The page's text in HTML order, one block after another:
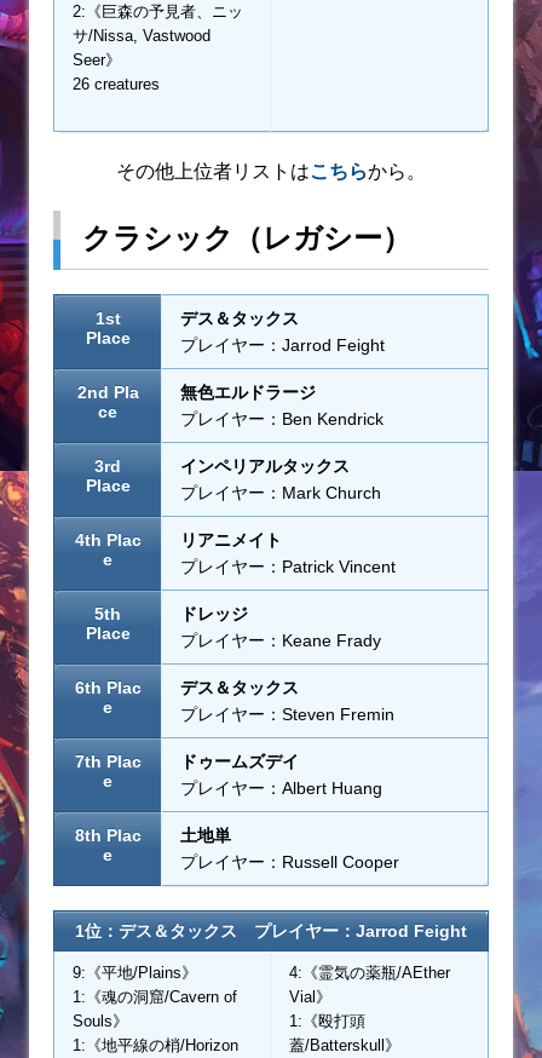
2:《巨森の予見者、ニッ
サ/Nissa, Vastwood
Seer》
26 creatures
その他上位者リストはこちらから。
クラシック（レガシー）
1st
Place
デス＆タックス
プレイヤー：Jarrod Feight
2nd Pla
ce
無色エルドラージ
プレイヤー：Ben Kendrick
3rd
Place
インペリアルタックス
プレイヤー：Mark Church
4th Plac
e
リアニメイト
プレイヤー：Patrick Vincent
5th
Place
ドレッジ
プレイヤー：Keane Frady
6th Plac
e
デス＆タックス
プレイヤー：Steven Fremin
7th Plac
e
ドゥームズデイ
プレイヤー：Albert Huang
8th Plac
e
土地単
プレイヤー：Russell Cooper
1位：デス＆タックス プレイヤー：Jarrod Feight
9:《平地/Plains》
1:《魂の洞窟/Cavern of
Souls》
1:《地平線の梢/Horizon
4:《霊気の薬瓶/AEther
Vial》
1:《殴打頭
蓋/Batterskull》